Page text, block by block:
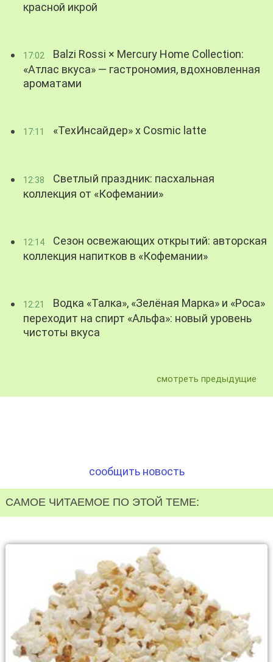
красной икрой
17:02
Balzi Rossi × Mercury Home Collection:
«Атлас вкуса» — гастрономия, вдохновленная
ароматами
17:11 «ТехИнсайдер» х Cosmic latte
12:38
Светлый праздник: пасхальная
коллекция от «Кофемании»
12:14
Сезон освежающих открытий: авторская
коллекция напитков в «Кофемании»
12:21
Водка «Талка», «Зелёная Марка» и «Роса»
переходит на спирт «Альфа»: новый уровень
чистоты вкуса
смотреть предыдущие
сообщить новость
САМОЕ ЧИТАЕМОЕ ПО ЭТОЙ ТЕМЕ: